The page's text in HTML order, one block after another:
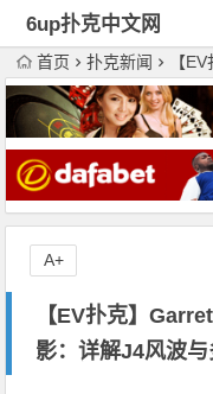
6up扑克中文网
首页 扑克新闻 【EV扑
【EV扑克】
影：详解J4风波
A+